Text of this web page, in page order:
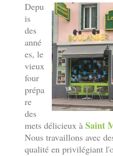
Depu
is
des
anné
es, le
vieux
four
prépa
re
des
mets délicieux à Saint
Nous travaillons avec
qualité en privilégiant